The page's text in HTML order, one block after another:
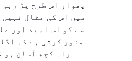
پھوار اس طرح پڑ
میں اس کی مثال نہیں
سب کو اس امید اور
منور کرتی ہے کہ
راہ کچھ آسان ہو